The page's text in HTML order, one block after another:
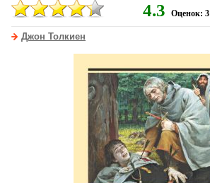
4.3 Оценок: 3
Джон Толкиен